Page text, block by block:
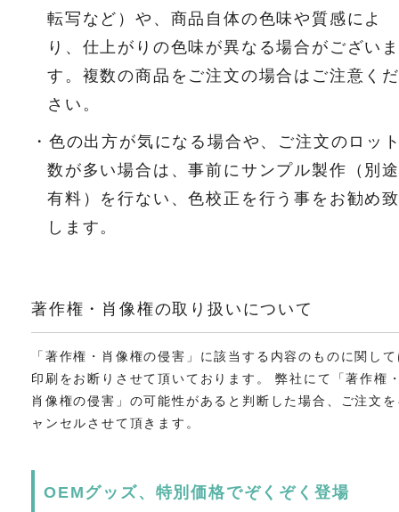
転写など）や、商品自体の色味や質感によ
り、仕上がりの色味が異なる場合がござい
す。複数の商品をご注文の場合はご注意く
さい。
・色の出方が気になる場合や、ご注文のロッ
数が多い場合は、事前にサンプル製作（別途
有料）を行ない、色校正を行う事をお勧め致
します。
著作権・肖像権の取り扱いについて
「著作権・肖像権の侵害」に該当する内容のものに関し
印刷をお断りさせて頂いております。 弊社にて「著作権
肖像権の侵害」の可能性があると判断した場合、ご注文
ャンセルさせて頂きます。
OEMグッズ、特別価格でぞくぞく登場